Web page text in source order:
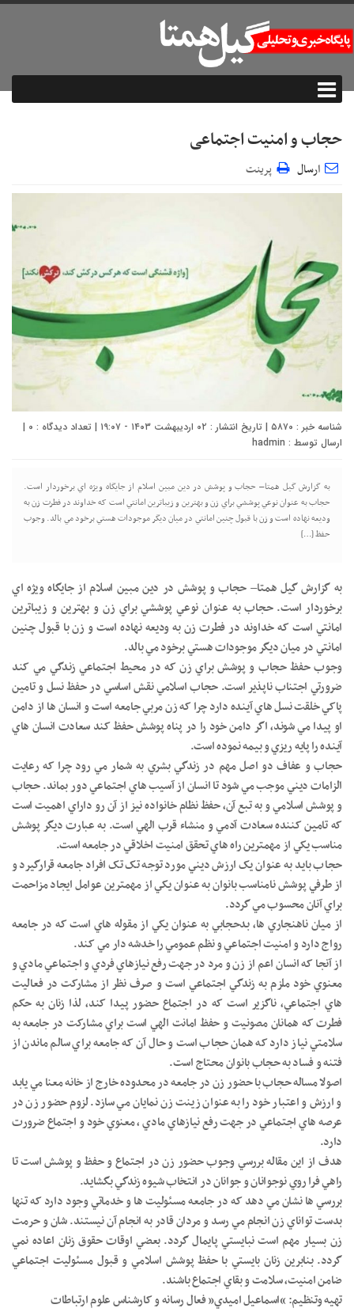
حجاب و امنیت اجتماعی
ارسال پرینت
شناسه خبر : ۵۸۷۰ | تاریخ انتشار : ۰۲ اردیبهشت ۱۴۰۳ - ۱۹:۰۷ | تعداد دیدگاه : ۰ |
ارسال توسط : hadmin
به گزارش گیل همتا– حجاب و پوشش در دين مبين اسلام از جايگاه ويژه اي برخوردار است.
حجاب به عنوان نوعي پوششي براي زن و بهترين و زيباترين امانتي است که خداوند در فطرت زن به
وديعه نهاده است و زن با قبول چنين امانتي در ميان ديگر موجودات هستي برخود مي بالد. وجوب
حفظ […]
به گزارش گیل همتا– حجاب و پوشش در دين مبين اسلام از جايگاه ويژه اي
برخوردار است. حجاب به عنوان نوعي پوششي براي زن و بهترين و زيباترين
امانتي است که خداوند در فطرت زن به وديعه نهاده است و زن با قبول چنين
امانتي در ميان ديگر موجودات هستي برخود مي بالد.
وجوب حفظ حجاب و پوشش براي زن که در محيط اجتماعي زندگي مي کند
ضرورتي اجتناب ناپذير است. حجاب اسلامي نقش اساسي در حفظ نسل و تامين
پاکي خلقت نسل هاي آينده دارد چرا که زن مربي جامعه است و انسان ها از دامن
او پيدا مي شوند، اگر دامن خود را در پناه پوشش حفظ کند سعادت انسان هاي
آينده را پايه ريزي و بيمه نموده است.
حجاب و عفاف دو اصل مهم در زندگي بشري به شمار مي رود چرا که رعايت
الزامات ديني موجب مي شود تا انسان از آسيب هاي اجتماعي دور بماند. حجاب
و پوشش اسلامي و به تبع آن، حفظ نظام خانواده نيز از آن رو داراي اهميت است
که تامين کننده سعادت آدمي و منشاء قرب الهي است. به عبارت ديگر پوشش
مناسب يکي از مهمترين راه هاي تحقق امنيت اخلاقي در جامعه است.
حجاب بايد به عنوان يک ارزش ديني مورد توجه تک تک افراد جامعه قرارگيرد و
از طرفي پوشش نامناسب بانوان به عنوان يکي از مهمترين عوامل ايجاد مزاحمت
براي آنان محسوب مي گردد.
از ميان ناهنجاري ها، بدحجابي به عنوان يکي از مقوله هاي است که در جامعه
رواج دارد و امنيت اجتماعي و نظم عمومي را خدشه دار مي کند.
از آنجا که انسان اعم از زن و مرد در جهت رفع نيازهاي فردي و اجتماعي مادي و
معنوي خود ملزم به زندگي اجتماعي است و صرف نظر از مشارکت در فعاليت
هاي اجتماعي، ناگزير است که در اجتماع حضور پيدا کند، لذا زنان به حکم
فطرت که همانان مصونيت و حفظ امانت الهي است براي مشارکت در جامعه به
سلامتي نياز دارد که همان حجاب است و حال آن که جامعه براي سالم ماندن از
فتنه و فساد به حجاب بانوان محتاج است.
اصولا مساله حجاب با حضور زن در جامعه در محدوده خارج از خانه معنا مي يابد
و ارزش و اعتبار خود را به عنوان زينت زن نمايان مي سازد. لزوم حضور زن در
عرصه هاي اجتماعي در جهت رفع نيازهاي مادي ، معنوي خود و اجتماع ضرورت
دارد.
هدف از اين مقاله بررسي وجوب حضور زن در اجتماع و حفظ و پوشش است تا
راهي فرا روي نوجوانان و جوانان در انتخاب شيوه زندگي بگشايد.
بررسي ها نشان مي دهد که در جامعه مسئوليت ها و خدماتي وجود دارد که تنها
بدست تواناي زن انجام مي رسد و مردان قادر به انجام آن نيستند. شان و حرمت
زن بسيار مهم است نبايستي پايمال گردد. بعضي اوقات حقوق زنان اعاده نمي
گردد. بنابرين زنان بايستي با حفظ پوشش اسلامي و قبول مسئوليت اجتماعي
ضامن امنيت، سلامت و بقاي اجتماع باشند.
تهيه وتنظيم: “اسماعيل اميدي” فعال رسانه و کارشناس علوم ارتباطات